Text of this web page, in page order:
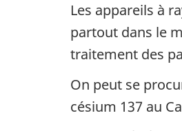
Les appareils à
partout dans le
traitement des
On peut se
césium 137 au